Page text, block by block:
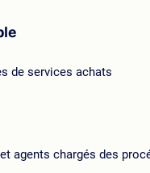
de services achats
agents chargés des